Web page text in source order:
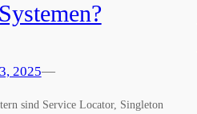
2025—
sind Service Locator, Singleton